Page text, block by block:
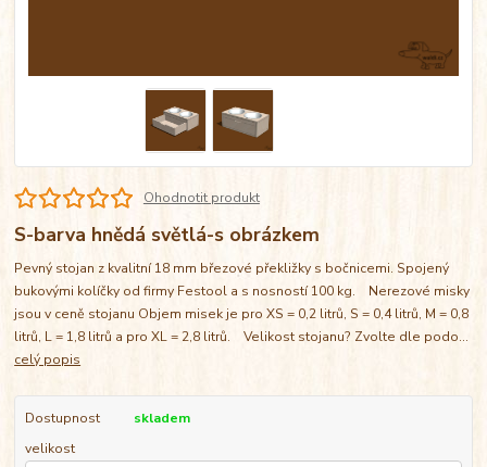
Ohodnotit produkt
S-barva hnědá světlá-s obrázkem
Pevný stojan z kvalitní 18 mm březové překližky s bočnicemi. Spojený
bukovými kolíčky od firmy Festool a s nosností 100 kg. Nerezové misky
jsou v ceně stojanu Objem misek je pro XS = 0,2 litrů, S = 0,4 litrů, M = 0,8
litrů, L = 1,8 litrů a pro XL = 2,8 litrů. Velikost stojanu? Zvolte dle podo...
celý popis
Dostupnost
skladem
velikost